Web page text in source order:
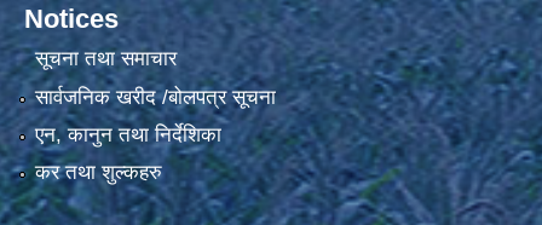
Notices
सूचना तथा समाचार
सार्वजनिक खरीद /बोलपत्र सूचना
एन, कानुन तथा निर्देशिका
कर तथा शुल्कहरु